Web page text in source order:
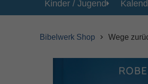
Kinder / Jugend
Bibelwerk Shop Wege